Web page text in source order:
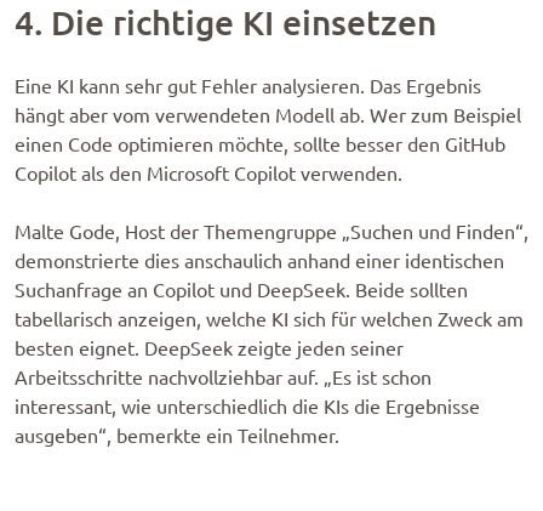
4. Die richtige KI einsetzen
Eine KI kann sehr gut Fehler analysieren. Das Ergebnis
hängt aber vom verwendeten Modell ab. Wer zum Beispiel
einen Code optimieren möchte, sollte besser den GitHub
Copilot als den Microsoft Copilot verwenden.
Malte Gode, Host der Themengruppe „Suchen und Finden“,
demonstrierte dies anschaulich anhand einer identischen
Suchanfrage an Copilot und DeepSeek. Beide sollten
tabellarisch anzeigen, welche KI sich für welchen Zweck am
besten eignet. DeepSeek zeigte jeden seiner
Arbeitsschritte nachvollziehbar auf. „Es ist schon
interessant, wie unterschiedlich die KIs die Ergebnisse
ausgeben“, bemerkte ein Teilnehmer.